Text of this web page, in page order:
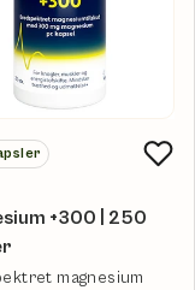
+300 | 250
magnesium